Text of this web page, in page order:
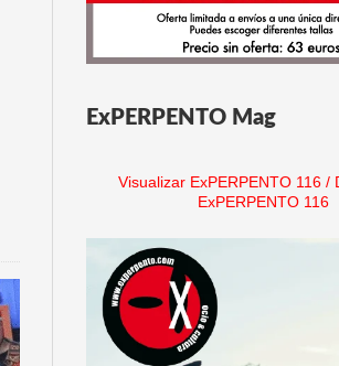
ExPERPENTO Mag
Visualizar ExPERPENTO 116 /
ExPERPENTO 116